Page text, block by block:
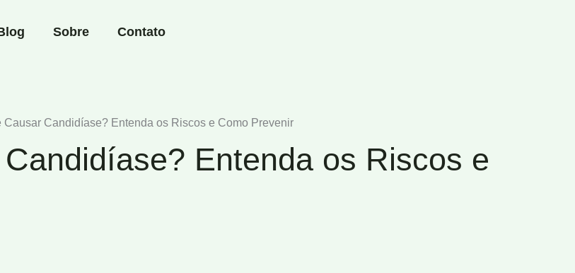
Sobre Contato
Causar Candidíase? Entenda os Riscos e Como Prevenir
Entenda os Riscos e